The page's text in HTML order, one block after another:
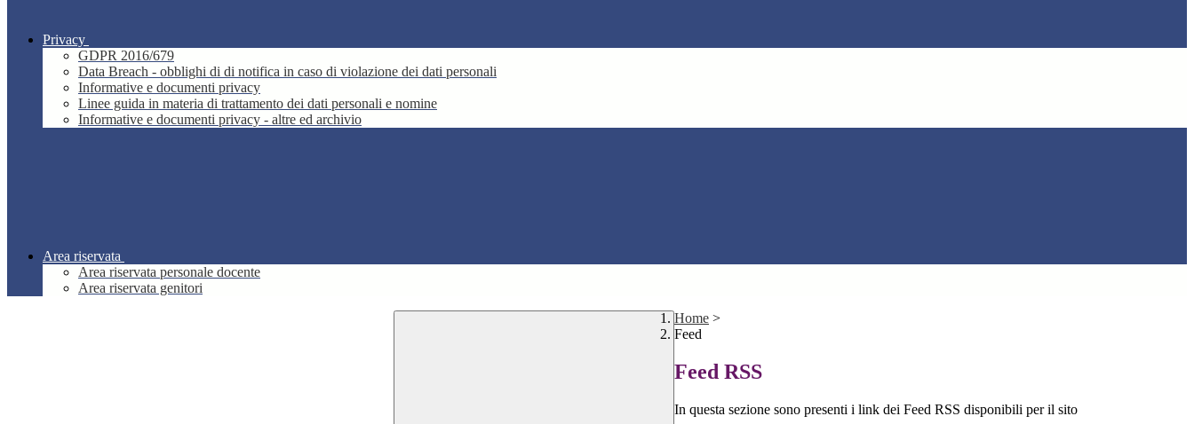
Privacy
GDPR 2016/679
Data Breach - obblighi di di notifica in caso di violazione dei dati personali
Informative e documenti privacy
Linee guida in materia di trattamento dei dati personali e nomine
Informative e documenti privacy - altre ed archivio
Area riservata
Area riservata personale docente
Area riservata genitori
Home >
Feed
Feed RSS
In questa sezione sono presenti i link dei Feed RSS disponibili per il sito